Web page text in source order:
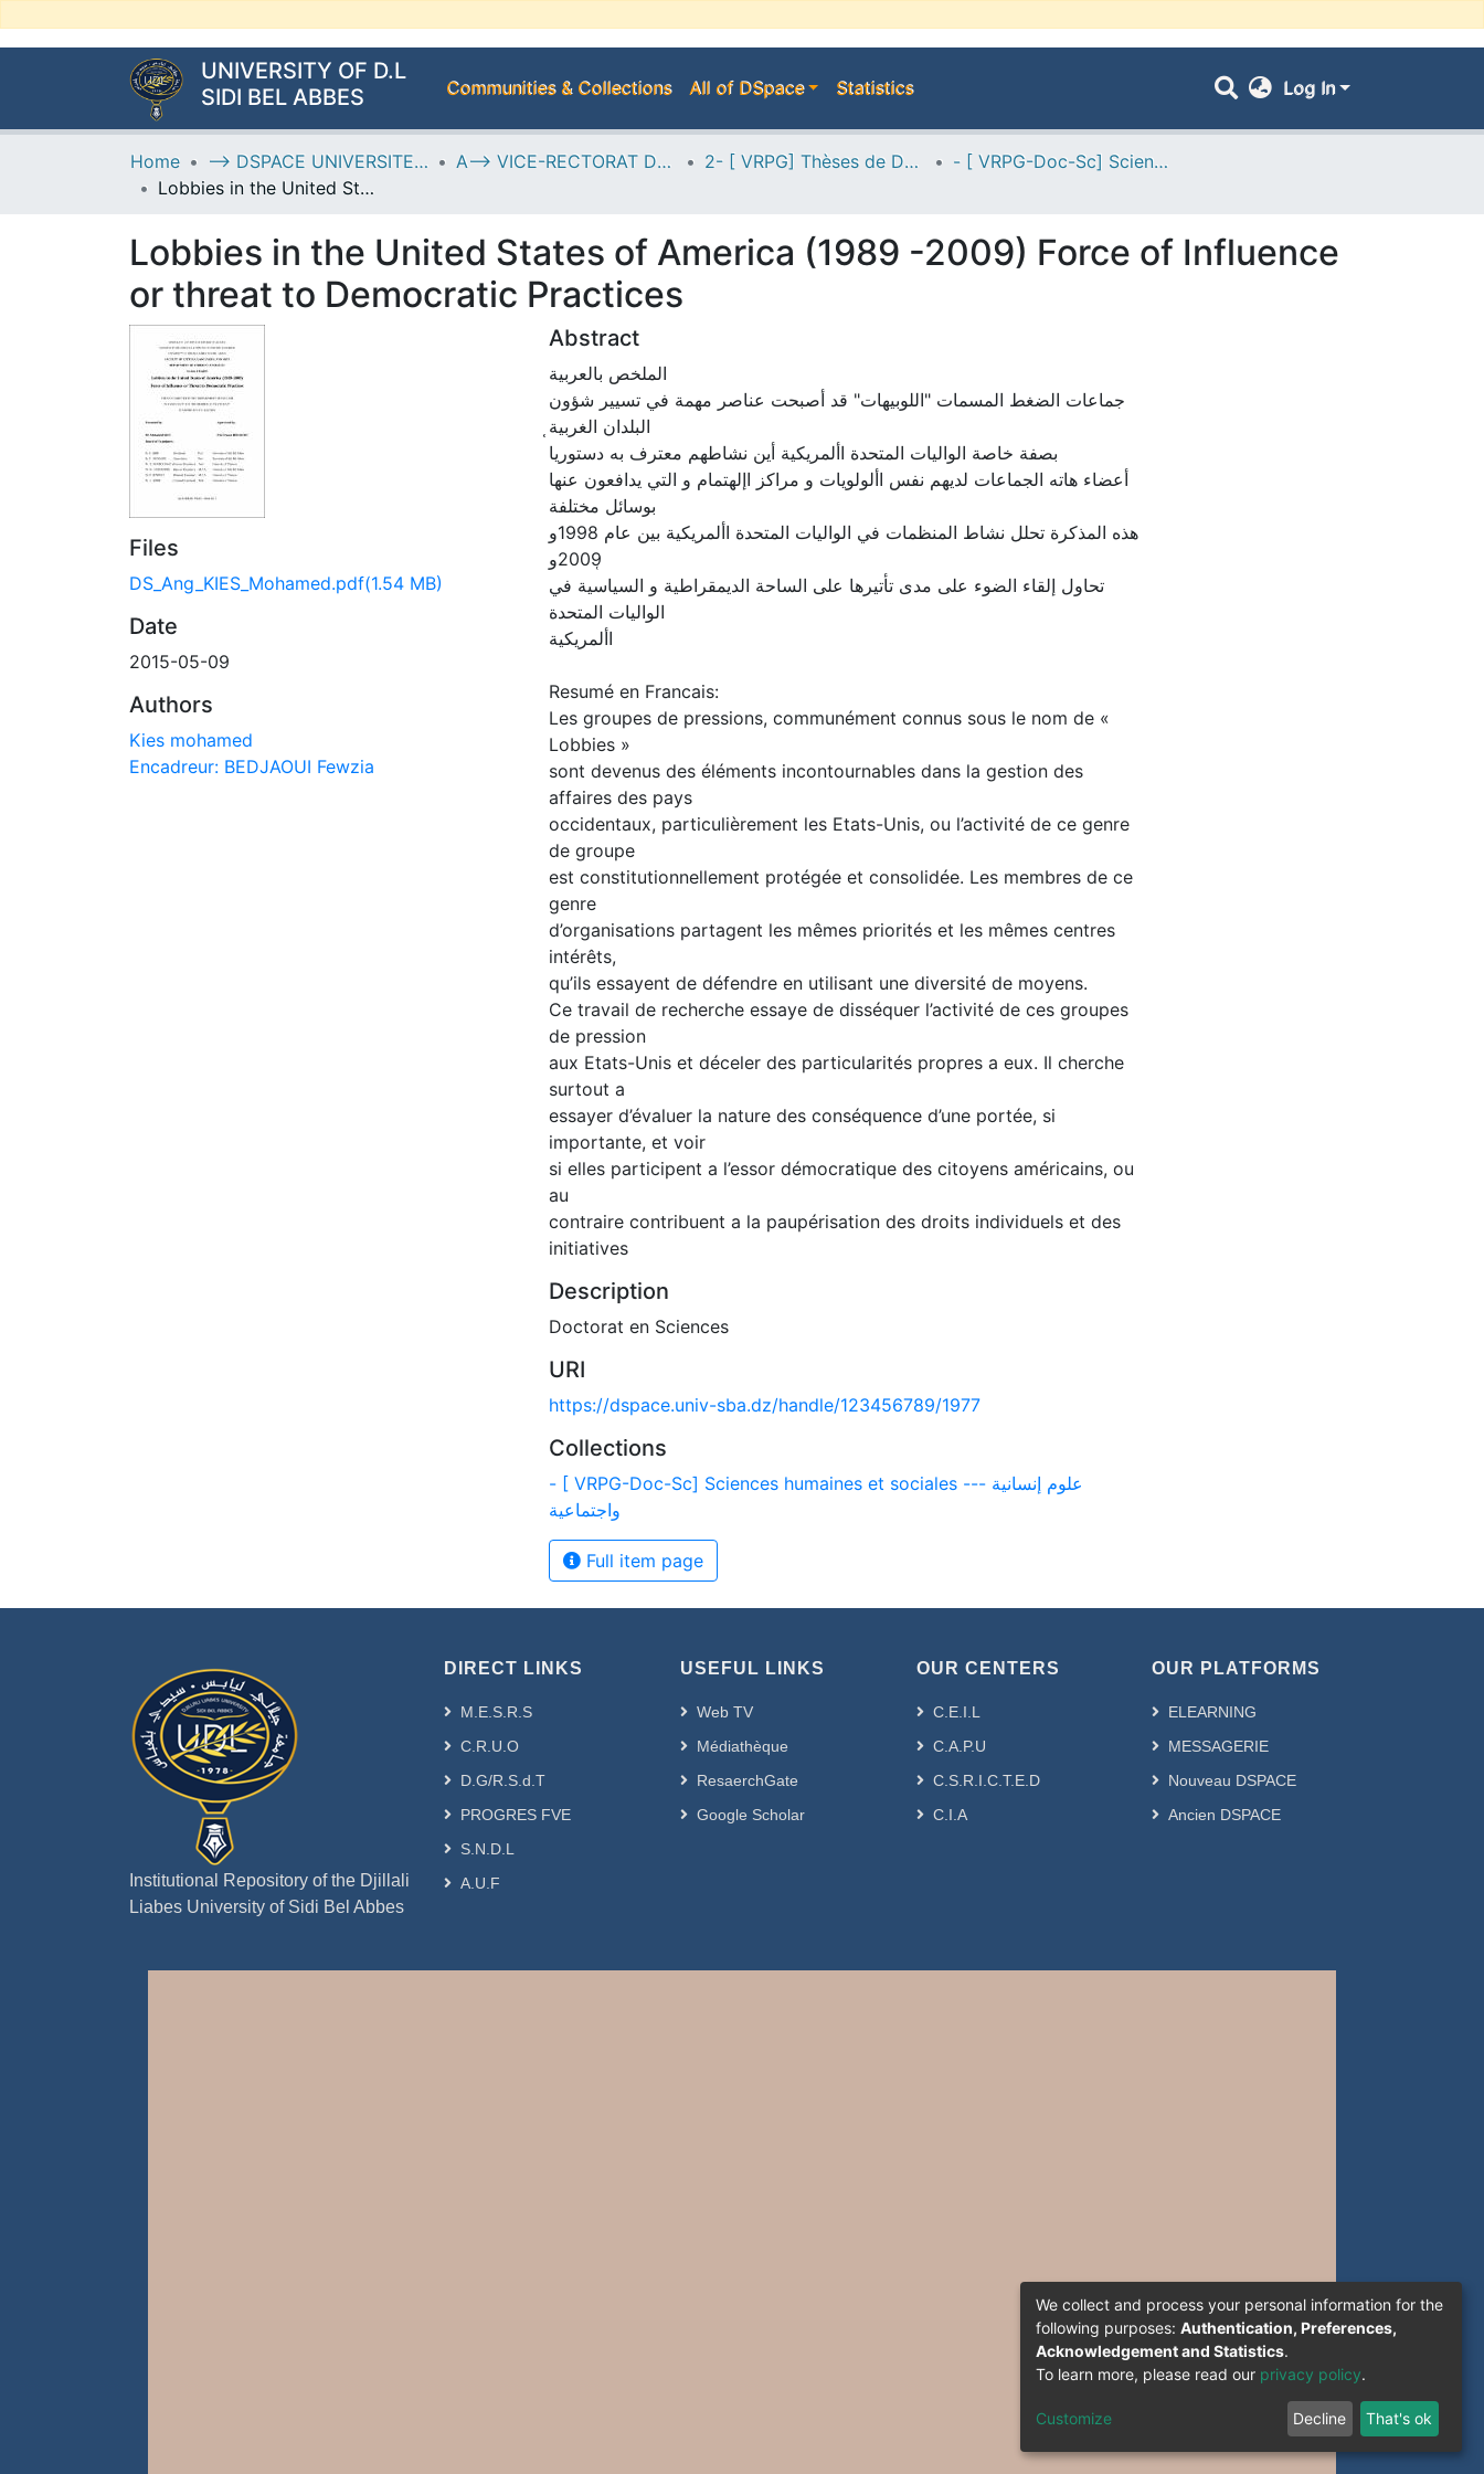
UNIVERSITY OF D.L
SIDI BEL ABBES
Communities & Collections All of DSpace Statistics Log In
Home --> DSPACE UNIVERSITE DJILALLI LIABES DE SIDI BEL ABBES A--> VICE-RECTORAT DE LA POST-GRADUATION 2- [ VRPG] Thèses de Doctorat en Sciences
- [ VRPG-Doc-Sc] Sciences humaines et sociales --- علوم إنسانية واجتماعية
Lobbies in the United States of America (1989 -2009) Force of Influence or threat to Democratic Practices
Lobbies in the United States of America (1989 -2009) Force of Influence
or threat to Democratic Practices
Files
DS_Ang_KIES_Mohamed.pdf(1.54 MB)
Date
2015-05-09
Authors
Kies mohamed
Encadreur: BEDJAOUI Fewzia
Abstract
الملخص بالعربية
جماعات الضغط المسمات "اللوبيهات" قد أصبحت عناصر مهمة في تسيير شؤون
البلدان الغربية̜
بصفة خاصة الواليات المتحدة األمريكية أين نشاطهم معترف به دستوريا
أعضاء هاته الجماعات لديهم نفس األولويات و مراكز اإلهتمام و التي يدافعون عنها
بوسائل مختلفة
هذه المذكرة تحلل نشاط المنظمات في الواليات المتحدة األمريكية بين عام 1998و
̜2009و
تحاول إلقاء الضوء على مدى تأتيرها على الساحة الديمقراطية و السياسية في
الواليات المتحدة
األمريكية
Resumé en Francais:
Les groupes de pressions, communément connus sous le nom de «
Lobbies »
sont devenus des éléments incontournables dans la gestion des
affaires des pays
occidentaux, particulièrement les Etats-Unis, ou l’activité de ce genre
de groupe
est constitutionnellement protégée et consolidée. Les membres de ce
genre
d’organisations partagent les mêmes priorités et les mêmes centres
intérêts,
qu’ils essayent de défendre en utilisant une diversité de moyens.
Ce travail de recherche essaye de disséquer l’activité de ces groupes
de pression
aux Etats-Unis et déceler des particularités propres a eux. Il cherche
surtout a
essayer d’évaluer la nature des conséquence d’une portée, si
importante, et voir
si elles participent a l’essor démocratique des citoyens américains, ou
au
contraire contribuent a la paupérisation des droits individuels et des
initiatives
Description
Doctorat en Sciences
URI
https://dspace.univ-sba.dz/handle/123456789/1977
Collections
- [ VRPG-Doc-Sc] Sciences humaines et sociales --- علوم إنسانية
واجتماعية
Full item page
Institutional Repository of the Djillali
Liabes University of Sidi Bel Abbes
DIRECT LINKS
M.E.S.R.S
C.R.U.O
D.G/R.S.d.T
PROGRES FVE
S.N.D.L
A.U.F
USEFUL LINKS
Web TV
Médiathèque
ResaerchGate
Google Scholar
OUR CENTERS
C.E.I.L
C.A.P.U
C.S.R.I.C.T.E.D
C.I.A
OUR PLATFORMS
ELEARNING
MESSAGERIE
Nouveau DSPACE
Ancien DSPACE
We collect and process your personal information for the
following purposes: Authentication, Preferences,
Acknowledgement and Statistics.
To learn more, please read our privacy policy.
Customize Decline That's ok